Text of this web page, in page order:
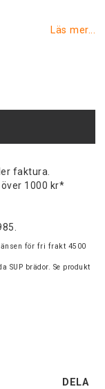
Läs mer...
faktura.
1000 kr*
för fri frakt 4500
SUP brädor. Se produkt
DELA